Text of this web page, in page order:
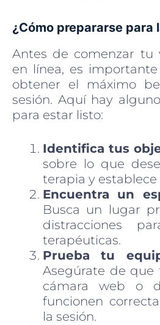
¿Cómo prepararse para
Antes de comenzar tu
en línea, es
obtener el máximo
sesión. Aquí hay
para estar listo:
Identifica tus
sobre lo que
terapia y establece
Encuentra un
Busca un lugar
distracciones
terapéuticas.
Prueba tu
Asegúrate de que
cámara web o
funcionen
la sesión.